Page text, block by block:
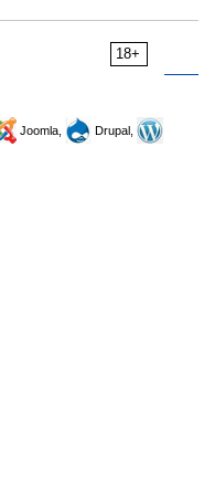
18+
Joomla,
Drupal,